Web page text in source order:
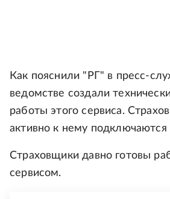
Как пояснили "РГ" в пресс-
ведомстве создали
работы этого сервиса.
активно к нему подключаются
Страховщики давно готовы
сервисом.